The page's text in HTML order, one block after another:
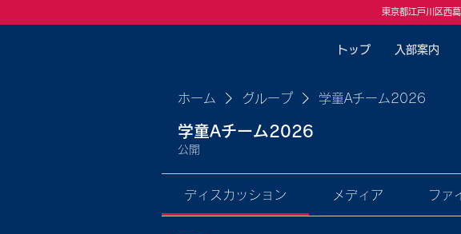
トップ 入部案内
東京都江戸川区西
ホーム グループ 学童Aチーム2026
学童Aチーム2026
公開
ディスカッション メディア ファ